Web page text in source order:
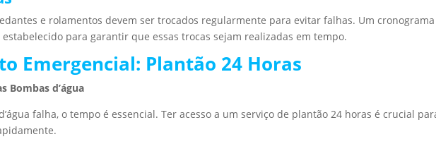
e rolamentos devem ser trocados regularmente para evitar falhas. Um
para garantir que essas trocas sejam realizadas em tempo.
Emergencial: Plantão 24 Horas
Bombas d’água
falha, o tempo é essencial. Ter acesso a um serviço de plantão 24 horas é crucial